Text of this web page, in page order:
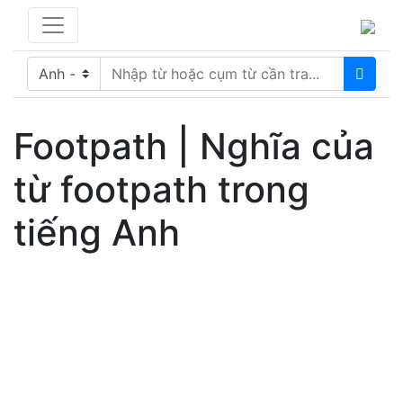
Footpath | Nghĩa của
từ footpath trong
tiếng Anh